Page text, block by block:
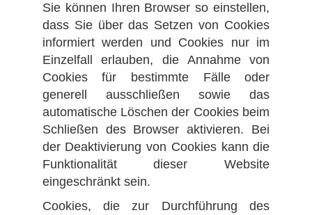
Sie können Ihren Browser so einstellen,
dass Sie über das Setzen von Cookies
informiert werden und Cookies nur im
Einzelfall erlauben, die Annahme von
Cookies für bestimmte Fälle oder
generell ausschließen sowie das
automatische Löschen der Cookies beim
Schließen des Browser aktivieren. Bei
der Deaktivierung von Cookies kann die
Funktionalität dieser Website
eingeschränkt sein.
Cookies, die zur Durchführung des